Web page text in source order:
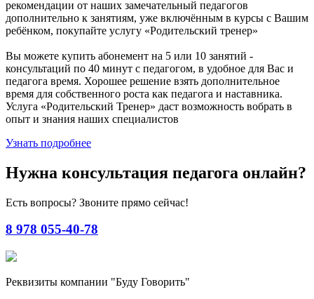
рекомендации от наших замечательный педагогов
дополнительно к занятиям, уже включённым в курсы с Вашим
ребёнком, покупайте услугу «Родительский тренер»
Вы можете купить абонемент на 5 или 10 занятий -
консультаций по 40 минут с педагогом, в удобное для Вас и
педагога время. Хорошее решение взять дополнительное
время для собственного роста как педагога и наставника.
Услуга «Родительский Тренер» даст возможность вобрать в
опыт и знания наших специалистов
Узнать подробнее
Нужна консультация педагога онлайн?
Есть вопросы? Звоните прямо сейчас!
8 978 055-40-78
Реквизиты компании "Буду Говорить"